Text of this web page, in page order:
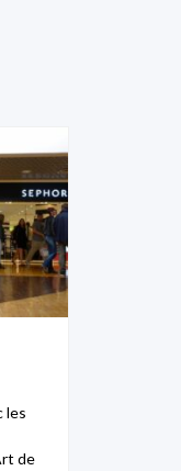
les
de